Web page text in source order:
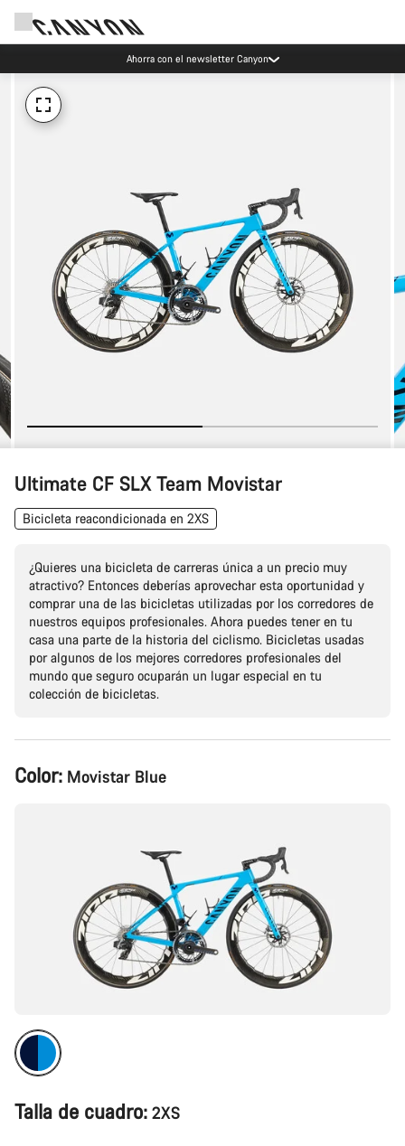
Ahorra con el newsletter Canyon
Ultimate CF SLX Team Movistar
Bicicleta reacondicionada en 2XS
¿Quieres una bicicleta de carreras única a un precio muy
atractivo? Entonces deberías aprovechar esta oportunidad y
comprar una de las bicicletas utilizadas por los corredores de
nuestros equipos profesionales. Ahora puedes tener en tu
casa una parte de la historia del ciclismo. Bicicletas usadas
por algunos de los mejores corredores profesionales del
mundo que seguro ocuparán un lugar especial en tu
colección de bicicletas.
Configuración
del
Color: Movistar Blue
Talla de cuadro: 2XS